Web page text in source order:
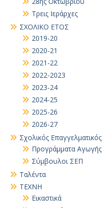
Τρεις Ιεράρχες
ΣΧΟΛΙΚΟ ΕΤΟΣ
2019-20
2020-21
2021-22
2022-2023
2023-24
2024-25
2025-26
2026-27
Σχολικός
Προγράμματα Αγωγής
Σύμβουλοι ΣΕΠ
Ταλέντα
ΤΕΧΝΗ
Εικαστικά